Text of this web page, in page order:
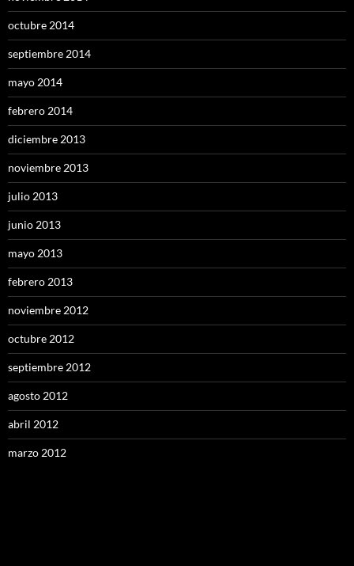
octubre 2014
septiembre 2014
mayo 2014
febrero 2014
diciembre 2013
noviembre 2013
julio 2013
junio 2013
mayo 2013
febrero 2013
noviembre 2012
octubre 2012
septiembre 2012
agosto 2012
abril 2012
marzo 2012